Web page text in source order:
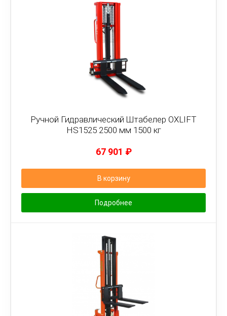
Ручной Гидравлический Штабелер OXLIFT
HS1525 2500 мм 1500 кг
67 901 ₽
В корзину
Подробнее